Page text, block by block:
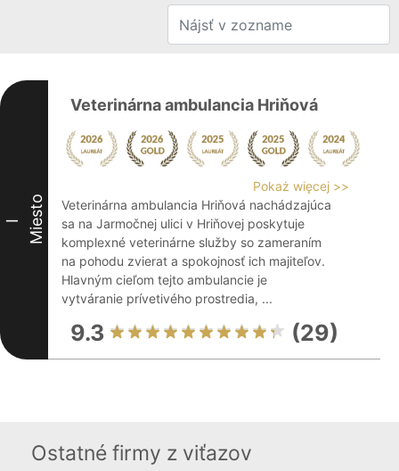
I Miesto
Veterinárna ambulancia Hriňová
Pokaż więcej >>
Veterinárna ambulancia Hriňová nachádzajúca
sa na Jarmočnej ulici v Hriňovej poskytuje
komplexné veterinárne služby so zameraním
na pohodu zvierat a spokojnosť ich majiteľov.
Hlavným cieľom tejto ambulancie je
vytváranie prívetivého prostredia, ...
9.3 (29)
Ostatné firmy z viťazov